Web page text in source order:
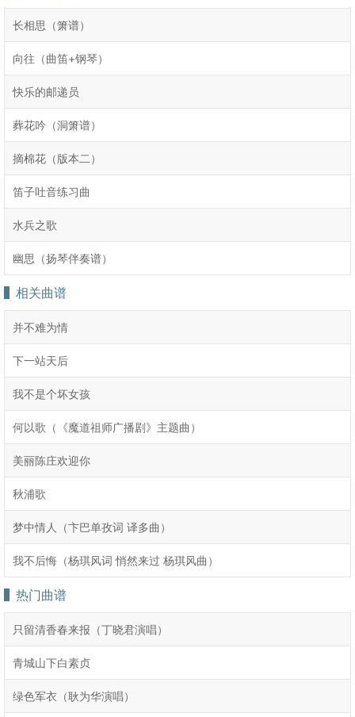
长相思（箫谱）
向往（曲笛+钢琴）
快乐的邮递员
葬花吟（洞箫谱）
摘棉花（版本二）
笛子吐音练习曲
水兵之歌
幽思（扬琴伴奏谱）
相关曲谱
并不难为情
下一站天后
我不是个坏女孩
何以歌（《魔道祖师广播剧》主题曲）
美丽陈庄欢迎你
秋浦歌
梦中情人（卞巴单孜词 译多曲）
我不后悔（杨琪风词 悄然来过 杨琪风曲）
热门曲谱
只留清香春来报（丁晓君演唱）
青城山下白素贞
绿色军衣（耿为华演唱）